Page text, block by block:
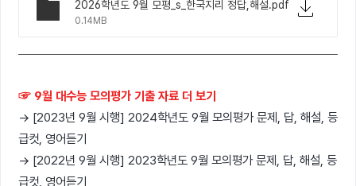
2026학년도 9월 모평_s_한국지리 정답,해설.pdf
0.14MB
☞ 9월 대수능 모의평가 기출 자료 더 보기
→ [2023년 9월 시행] 2024학년도 9월 모의평가 문제, 답, 해설, 등
급컷, 영어듣기
→ [2022년 9월 시행] 2023학년도 9월 모의평가 문제, 답, 해설, 등
급컷, 영어듣기